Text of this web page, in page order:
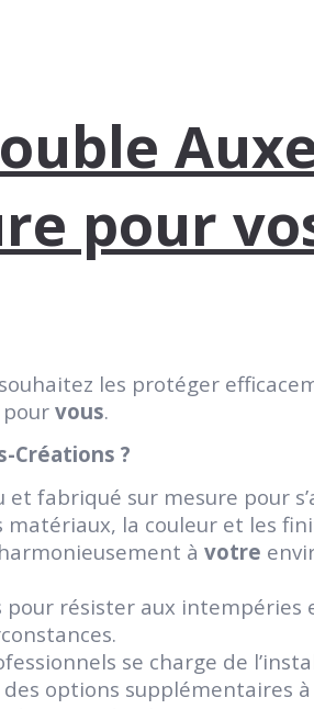
pour
souhaitez les protéger
vous.
Créations ?
et fabriqué sur mesure pour
matériaux, la couleur et les
à votre
pour résister aux intempéries
se charge de
options supplémentaires à